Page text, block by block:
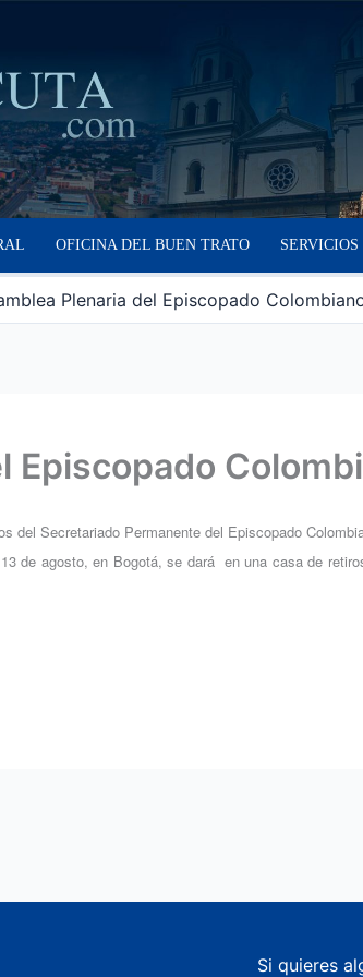
OFICINA DEL BUEN TRATO SERVICIOS
Plenaria del Episcopado
Episcopado
del Secretariado Permanente del Episcopado
de agosto, en Bogotá, se dará en una casa de
Si quieres